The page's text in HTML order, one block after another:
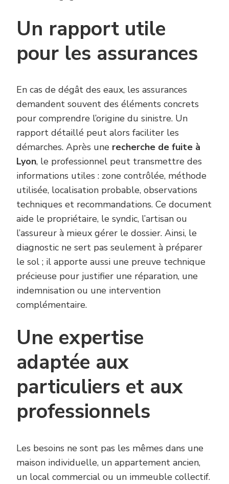
Un rapport utile
pour les assurances
En cas de dégât des eaux, les assurances
demandent souvent des éléments concrets
pour comprendre l’origine du sinistre. Un
rapport détaillé peut alors faciliter les
démarches. Après une recherche de fuite à
Lyon, le professionnel peut transmettre des
informations utiles : zone contrôlée, méthode
utilisée, localisation probable, observations
techniques et recommandations. Ce document
aide le propriétaire, le syndic, l’artisan ou
l’assureur à mieux gérer le dossier. Ainsi, le
diagnostic ne sert pas seulement à préparer
le sol ; il apporte aussi une preuve technique
précieuse pour justifier une réparation, une
indemnisation ou une intervention
complémentaire.
Une expertise
adaptée aux
particuliers et aux
professionnels
Les besoins ne sont pas les mêmes dans une
maison individuelle, un appartement ancien,
un local commercial ou un immeuble collectif.